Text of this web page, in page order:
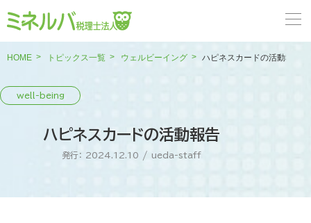
HOME トピックス一覧 ウェルビーイング ハピネスカードの活動報告
ハピネスカードの活動報告
発行： 2024.12.10 / ueda-staff